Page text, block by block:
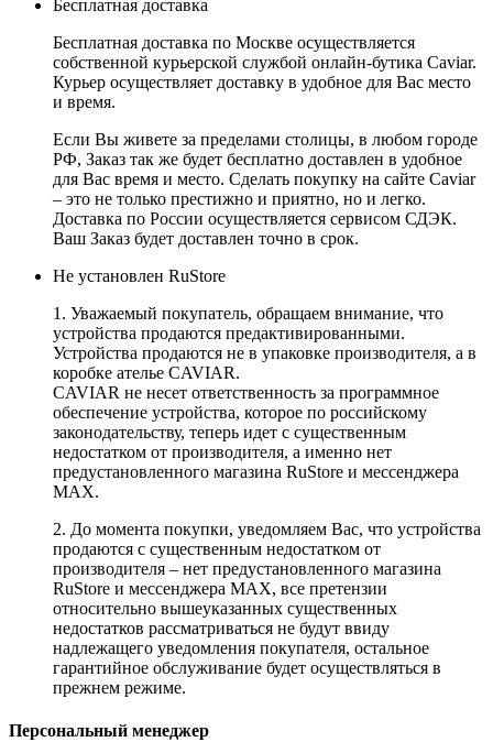
Бесплатная доставка
Бесплатная доставка по Москве осуществляется
собственной курьерской службой онлайн-бутика Caviar.
Курьер осуществляет доставку в удобное для Вас место
и время.
Если Вы живете за пределами столицы, в любом городе
РФ, Заказ так же будет бесплатно доставлен в удобное
для Вас время и место. Сделать покупку на сайте Caviar
– это не только престижно и приятно, но и легко.
Доставка по России осуществляется сервисом СДЭК.
Ваш Заказ будет доставлен точно в срок.
Не установлен RuStore
1. Уважаемый покупатель, обращаем внимание, что
устройства продаются предактивированными.
Устройства продаются не в упаковке производителя, а в
коробке ателье CAVIAR.
CAVIAR не несет ответственность за программное
обеспечение устройства, которое по российскому
законодательству, теперь идет с существенным
недостатком от производителя, а именно нет
предустановленного магазина RuStore и мессенджера
MAX.
2. До момента покупки, уведомляем Вас, что устройства
продаются с существенным недостатком от
производителя – нет предустановленного магазина
RuStore и мессенджера MAX, все претензии
относительно вышеуказанных существенных
недостатков рассматриваться не будут ввиду
надлежащего уведомления покупателя, остальное
гарантийное обслуживание будет осуществляться в
прежнем режиме.
Персональный менеджер